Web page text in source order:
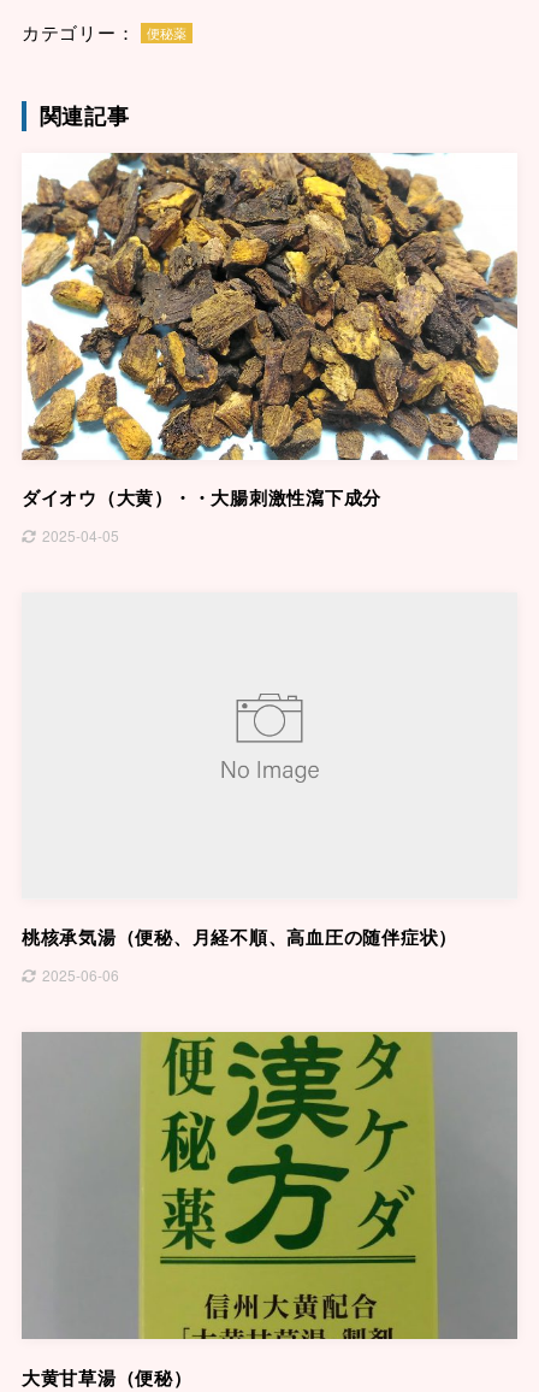
カテゴリー： 便秘薬
関連記事
ダイオウ（大黄）・・大腸刺激性瀉下成分
2025-04-05
桃核承気湯（便秘、月経不順、高血圧の随伴症状）
2025-06-06
大黄甘草湯（便秘）